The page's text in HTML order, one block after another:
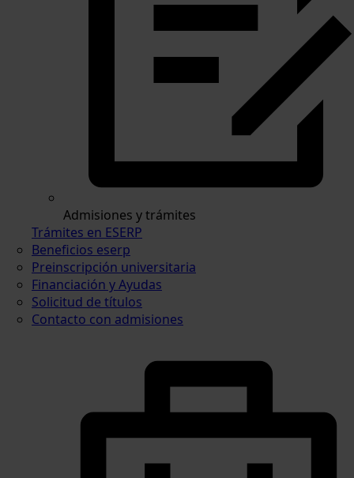
Admisiones y trámites
Trámites en ESERP
Beneficios eserp
Preinscripción universitaria
Financiación y Ayudas
Solicitud de títulos
Contacto con admisiones